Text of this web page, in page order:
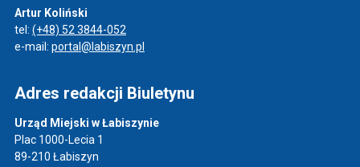
Artur Koliński
tel: (+48) 52 3844-052
e-mail: portal@labiszyn.pl
Adres redakcji Biuletynu
Urząd Miejski w Łabiszynie
Plac 1000-Lecia 1
89-210 Łabiszyn